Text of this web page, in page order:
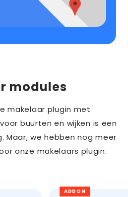
modules
makelaar plugin met
buurten en wijken is een
Maar, we hebben nog meer
onze makelaars plugin.
ADDON